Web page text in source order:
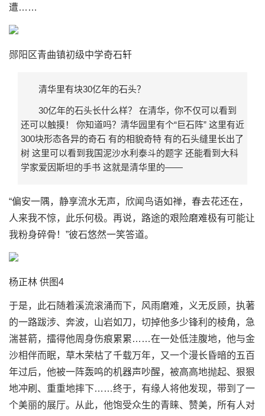
遭……
郧阳区青曲镇初级中学奇石轩
清华里有块30亿年的石头？
30亿年的石头长什么样？ 在清华，你不仅可以看到
还可以触摸！ 你知道吗？清华园里有个“巨石阵” 这里有近
300块形态各异的奇石 有的相貌奇特 有的石头缝里长出了
树 这里可以看到我国泥沙水利泰斗的题字 还能看到大科
学家爱因斯坦的手书 这就是清华里的——
“偏安一隅，静享流水无声，欣闻鸟语如禅，春去花还在，
人来我不惊，此乐何极。再说，路途的艰险磨难极有可能让
我粉身碎骨！”彼石悠然一笑答道。
杨正林 供图4
于是，此石随着溪流滚涌而下，风雨磨难，义无反顾，执著
的一路跋涉、奔波，山岩如刀，切掉他多少锋利的棱角，急
湍甚箭，擂得他周身伤痕累累……在一处低洼腹地，他与金
沙相伴而眠，草木荣枯了千载万年，又一个漫长昏暗的五百
年过后，他被一阵轰鸣的机器声吵醒，被高高地抛起、狠狠
地冲刷、重重地摔下……终于，有缘人将他发现，带到了一
个美丽的展厅。从此，他饱受众生的青睐、赞美，所有人对